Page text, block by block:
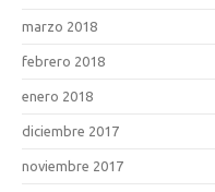
marzo 2018
febrero 2018
enero 2018
diciembre 2017
noviembre 2017